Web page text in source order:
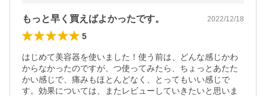
もっと早く買えばよかったです。 2022/12/18
5
はじめて美容器を使いました！使う前は、どんな感じかわ
からなかったのですが、つ使ってみたら、ちょっとあたた
かい感じで、痛みもほとんどなく、とってもいい感じで
す。効果については、またレビューしていきたいと思いま